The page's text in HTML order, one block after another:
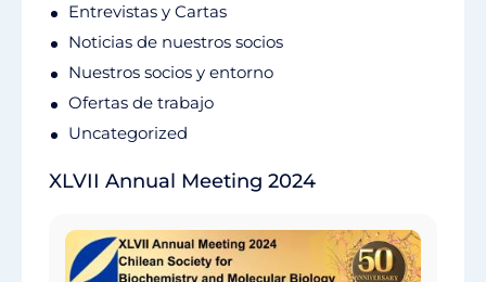
Entrevistas y Cartas
Noticias de nuestros socios
Nuestros socios y entorno
Ofertas de trabajo
Uncategorized
XLVII Annual Meeting 2024